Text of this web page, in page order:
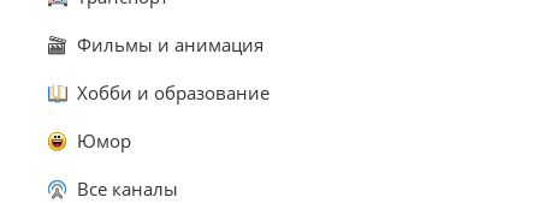
Фильмы и анимация
Хобби и образование
Юмор
Все каналы